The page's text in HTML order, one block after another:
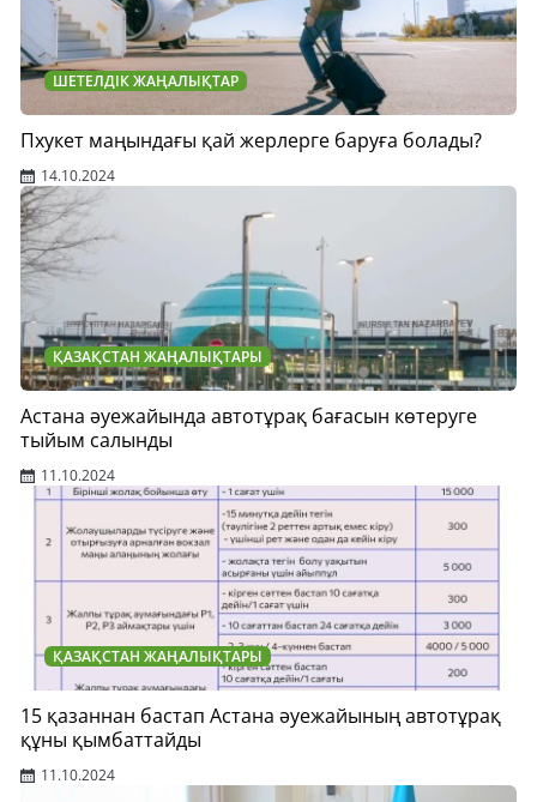
ШЕТЕЛДІК ЖАҢАЛЫҚТАР
Пхукет маңындағы қай жерлерге баруға болады?
14.10.2024
ҚАЗАҚСТАН ЖАҢАЛЫҚТАРЫ
Астана әуежайында автотұрақ бағасын көтеруге
тыйым салынды
11.10.2024
ҚАЗАҚСТАН ЖАҢАЛЫҚТАРЫ
15 қазаннан бастап Астана әуежайының автотұрақ
құны қымбаттайды
11.10.2024